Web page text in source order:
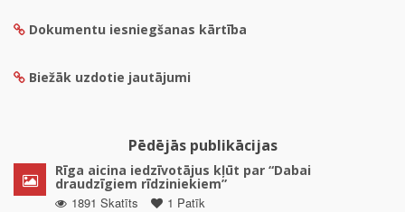
Dokumentu iesniegšanas kārtība
Biežāk uzdotie jautājumi
Pēdējās publikācijas
Rīga aicina iedzīvotājus kļūt par “Dabai
draudzīgiem rīdziniekiem”
1891 Skatīts
1 Patīk